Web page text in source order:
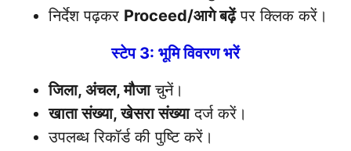
निर्देश पढ़कर Proceed/आगे बढ़ेंपर क्लिक करें।
स्टेप 3: भूमि विवरण भरें
जिला, अंचल, मौजाचुनें।
खाता संख्या, खेसरा संख्यादर्ज करें।
उपलब्ध रिकॉर्ड की पुष्टि करें।